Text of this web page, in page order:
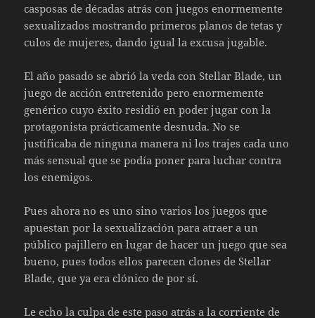
casposas de décadas atrás con juegos enormemente
sexualizados mostrando primeros planos de tetas y
culos de mujeres, dando igual la excusa jugable.
El año pasado se abrió la veda con Stellar Blade, un
juego de acción entretenido pero enormemente
genérico cuyo éxito residió en poder jugar con la
protagonista prácticamente desnuda. No se
justificaba de ninguna manera ni los trajes cada uno
más sensual que se podía poner para luchar contra
los enemigos.
Pues ahora no es uno sino varios los juegos que
apuestan por la sexualización para atraer a un
público pajillero en lugar de hacer un juego que sea
bueno, pues todos ellos parecen clones de Stellar
Blade, que ya era clónico de por sí.
Le echo la culpa de este paso atrás a la corriente de